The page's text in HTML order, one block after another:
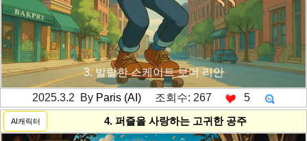
3. 발랄한 스케이트 보더 리안
2025.3.2 By Paris (AI)조회수: 267 5
AI캐릭터 4. 퍼즐을 사랑하는 고귀한 공주